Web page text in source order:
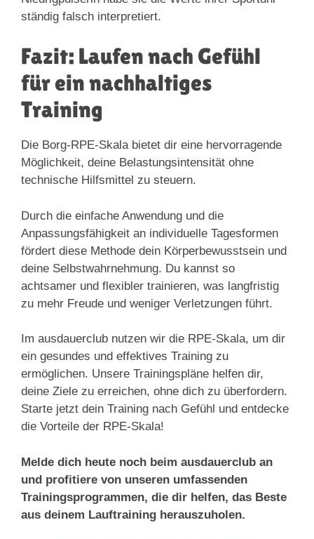
ständig falsch interpretiert.
Fazit: Laufen nach Gefühl
für ein nachhaltiges
Training
Die Borg-RPE-Skala bietet dir eine hervorragende
Möglichkeit, deine Belastungsintensität ohne
technische Hilfsmittel zu steuern.
Durch die einfache Anwendung und die
Anpassungsfähigkeit an individuelle Tagesformen
fördert diese Methode dein Körperbewusstsein und
deine Selbstwahrnehmung. Du kannst so
achtsamer und flexibler trainieren, was langfristig
zu mehr Freude und weniger Verletzungen führt.
Im ausdauerclub nutzen wir die RPE-Skala, um dir
ein gesundes und effektives Training zu
ermöglichen. Unsere Trainingspläne helfen dir,
deine Ziele zu erreichen, ohne dich zu überfordern.
Starte jetzt dein Training nach Gefühl und entdecke
die Vorteile der RPE-Skala!
Melde dich heute noch beim ausdauerclub an
und profitiere von unseren umfassenden
Trainingsprogrammen, die dir helfen, das Beste
aus deinem Lauftraining herauszuholen.